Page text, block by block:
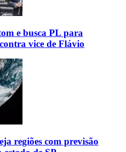
e busca PL para
vice de Flávio
regiões com previsão